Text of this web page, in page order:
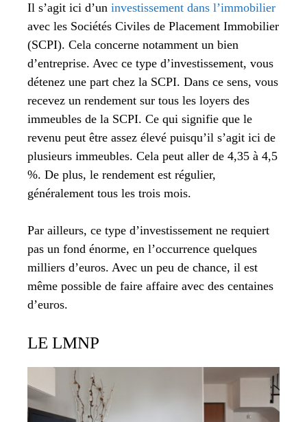
Il s’agit ici d’un investissement dans l’immobilier
avec les Sociétés Civiles de Placement Immobilier
(SCPI). Cela concerne notamment un bien
d’entreprise. Avec ce type d’investissement, vous
détenez une part chez la SCPI. Dans ce sens, vous
recevez un rendement sur tous les loyers des
immeubles de la SCPI. Ce qui signifie que le
revenu peut être assez élevé puisqu’il s’agit ici de
plusieurs immeubles. Cela peut aller de 4,35 à 4,5
%. De plus, le rendement est régulier,
généralement tous les trois mois.
Par ailleurs, ce type d’investissement ne requiert
pas un fond énorme, en l’occurrence quelques
milliers d’euros. Avec un peu de chance, il est
même possible de faire affaire avec des centaines
d’euros.
LE LMNP